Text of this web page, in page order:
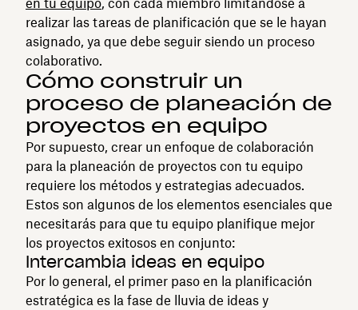
realizar las tareas de planificación que se le hayan
asignado, ya que debe seguir siendo un proceso
colaborativo.
Cómo construir un
proceso de planeación de
proyectos en equipo
Por supuesto, crear un enfoque de colaboración
para la planeación de proyectos con tu equipo
requiere los métodos y estrategias adecuados.
Estos son algunos de los elementos esenciales que
necesitarás para que tu equipo planifique mejor
los proyectos exitosos en conjunto:
Intercambia ideas en equipo
Por lo general, el primer paso en la planificación
estratégica es la fase de lluvia de ideas y